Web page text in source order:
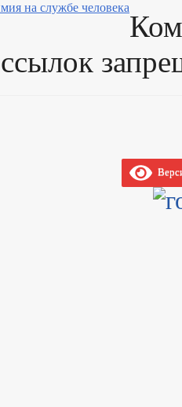
на службе человека